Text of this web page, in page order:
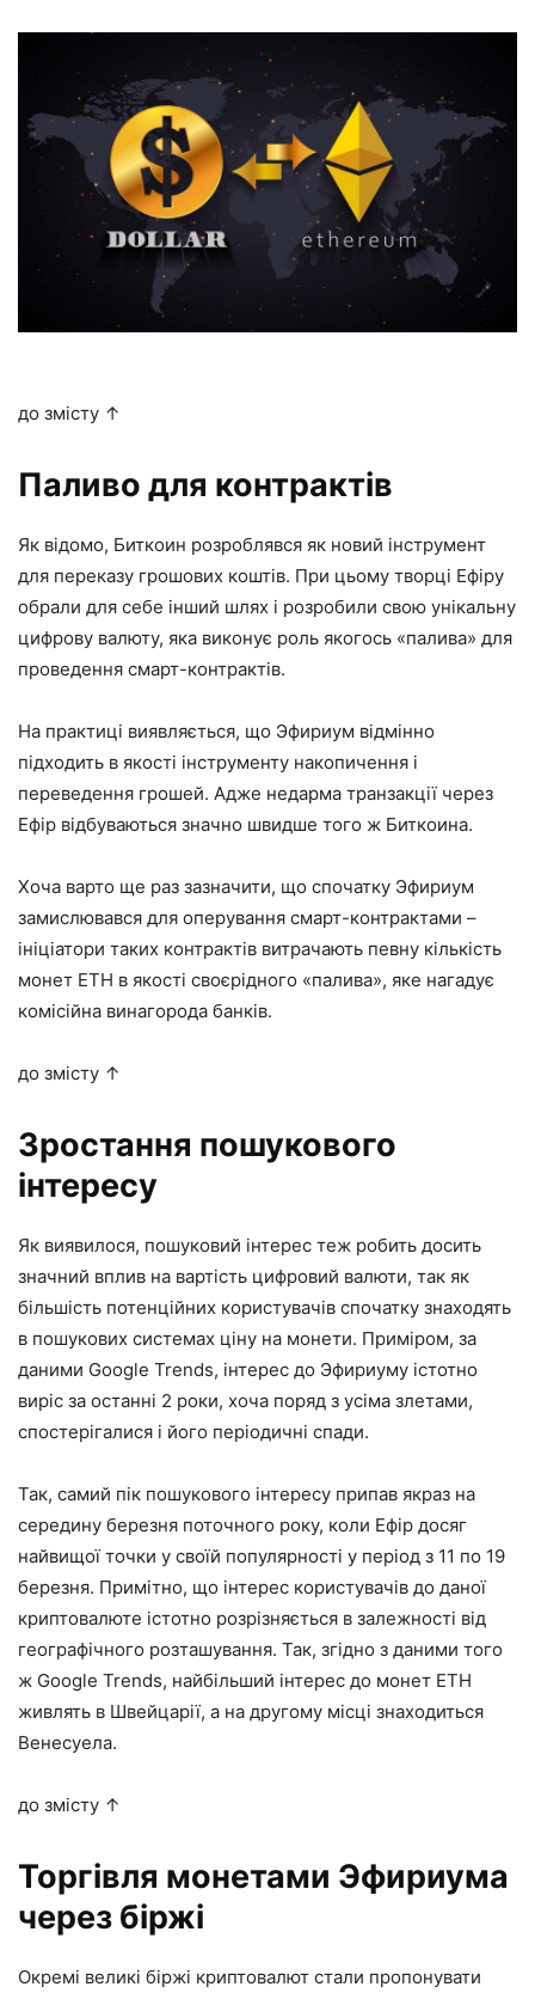
до змісту ↑
Паливо для контрактів
Як відомо, Биткоин розроблявся як новий інструмент
для переказу грошових коштів. При цьому творці Ефіру
обрали для себе інший шлях і розробили свою унікальну
цифрову валюту, яка виконує роль якогось «палива» для
проведення смарт-контрактів.
На практиці виявляється, що Эфириум відмінно
підходить в якості інструменту накопичення і
переведення грошей. Адже недарма транзакції через
Ефір відбуваються значно швидше того ж Биткоина.
Хоча варто ще раз зазначити, що спочатку Эфириум
замислювався для оперування смарт-контрактами –
ініціатори таких контрактів витрачають певну кількість
монет ЕТН в якості своєрідного «палива», яке нагадує
комісійна винагорода банків.
до змісту ↑
Зростання пошукового
інтересу
Як виявилося, пошуковий інтерес теж робить досить
значний вплив на вартість цифровий валюти, так як
більшість потенційних користувачів спочатку знаходять
в пошукових системах ціну на монети. Приміром, за
даними Google Trends, інтерес до Эфириуму істотно
виріс за останні 2 роки, хоча поряд з усіма злетами,
спостерігалися і його періодичні спади.
Так, самий пік пошукового інтересу припав якраз на
середину березня поточного року, коли Ефір досяг
найвищої точки у своїй популярності у період з 11 по 19
березня. Примітно, що інтерес користувачів до даної
криптовалюте істотно розрізняється в залежності від
географічного розташування. Так, згідно з даними того
ж Google Trends, найбільший інтерес до монет ЕТН
живлять в Швейцарії, а на другому місці знаходиться
Венесуела.
до змісту ↑
Торгівля монетами Эфириума
через біржі
Окремі великі біржі криптовалют стали пропонувати